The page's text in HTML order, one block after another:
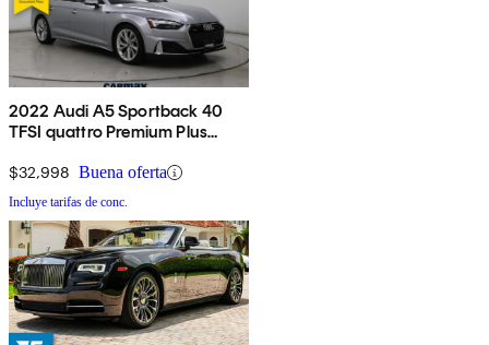
2022 Audi A5 Sportback 40
TFSI quattro Premium Plus
$32,998 Buena oferta
Incluye tarifas de conc.